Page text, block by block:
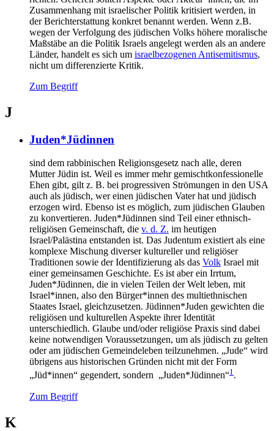
Zusammenhang mit israelischer Politik kritisiert werden, in
der Berichterstattung konkret benannt werden. Wenn z.B.
wegen der Verfolgung des jüdischen Volks höhere moralische
Maßstäbe an die Politik Israels angelegt werden als an andere
Länder, handelt es sich um israelbezogenen Antisemitismus,
nicht um differenzierte Kritik.
Zum Begriff
J
Juden*Jüdinnen
sind dem rabbinischen Religionsgesetz nach alle, deren
Mutter Jüdin ist. Weil es immer mehr gemischtkonfessionelle
Ehen gibt, gilt z. B. bei progressiven Strömungen in den USA
auch als jüdisch, wer einen jüdischen Vater hat und jüdisch
erzogen wird. Ebenso ist es möglich, zum jüdischen Glauben
zu konvertieren. Juden*Jüdinnen sind Teil einer ethnisch-
religiösen Gemeinschaft, die v. d. Z. im heutigen
Israel/Palästina entstanden ist. Das Judentum existiert als eine
komplexe Mischung diverser kultureller und religiöser
Traditionen sowie der Identifizierung als das Volk Israel mit
einer gemeinsamen Geschichte. Es ist aber ein Irrtum,
Juden*Jüdinnen, die in vielen Teilen der Welt leben, mit
Israel*innen, also den Bürger*innen des multiethnischen
Staates Israel, gleichzusetzen. Jüdinnen*Juden gewichten die
religiösen und kulturellen Aspekte ihrer Identität
unterschiedlich. Glaube und/oder religiöse Praxis sind dabei
keine notwendigen Voraussetzungen, um als jüdisch zu gelten
oder am jüdischen Gemeindeleben teilzunehmen. „Jude“ wird
übrigens aus historischen Gründen nicht mit der Form
„Jüd*innen“ gegendert, sondern „Juden*Jüdinnen“1.
Zum Begriff
K